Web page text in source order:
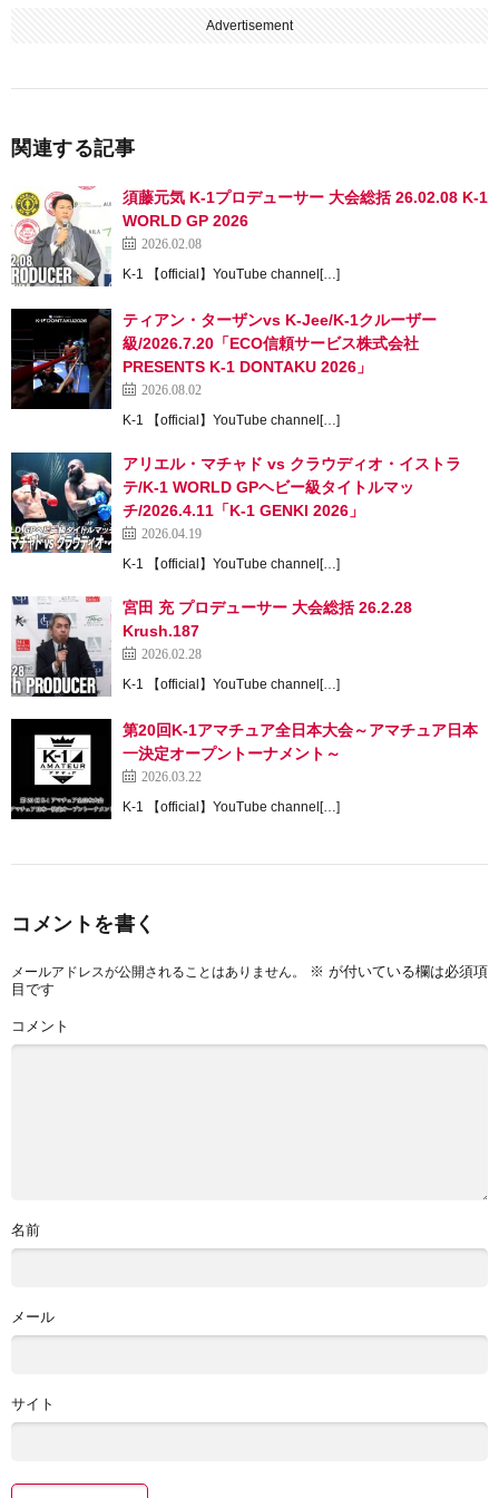
Advertisement
関連する記事
須藤元気 K-1プロデューサー 大会総括 26.02.08 K-1
WORLD GP 2026
2026.02.08
K-1 【official】YouTube channel[…]
ティアン・ターザンvs K-Jee/K-1クルーザー
級/2026.7.20「ECO信頼サービス株式会社
PRESENTS K-1 DONTAKU 2026」
2026.08.02
K-1 【official】YouTube channel[…]
アリエル・マチャド vs クラウディオ・イストラ
テ/K-1 WORLD GPヘビー級タイトルマッ
チ/2026.4.11「K-1 GENKI 2026」
2026.04.19
K-1 【official】YouTube channel[…]
宮田 充 プロデューサー 大会総括 26.2.28
Krush.187
2026.02.28
K-1 【official】YouTube channel[…]
第20回K-1アマチュア全日本大会～アマチュア日本
一決定オープントーナメント～
2026.03.22
K-1 【official】YouTube channel[…]
コメントを書く
メールアドレスが公開されることはありません。 ※ が付いている欄は必須項
目です
コメント
名前
メール
サイト